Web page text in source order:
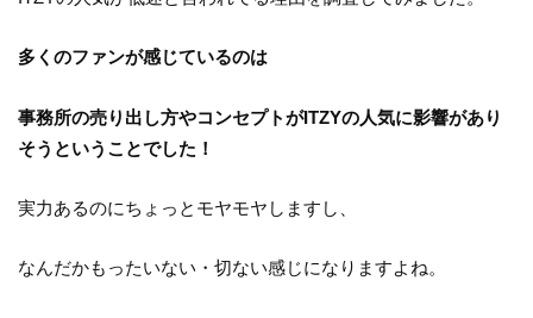
多くのファンが感じているのは
事務所の売り出し方やコンセプトがITZYの人気に影響があり
そうということでした！
実力あるのにちょっとモヤモヤしますし、
なんだかもったいない・切ない感じになりますよね。